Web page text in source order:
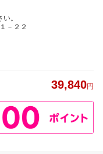
。
－２２
39,840円